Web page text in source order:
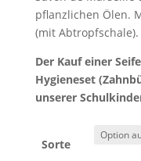
pflanzlichen Ölen.
(mit Abtropfschale).
Der Kauf einer
Hygieneset
unserer
Sorte